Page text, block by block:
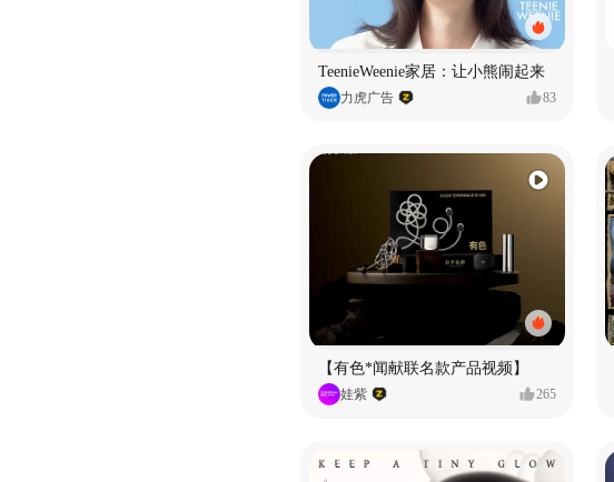
TeenieWeenie家居：让小熊闹起来
力虎广告 83
【有色*闻献联名款产品视频】
娃紫 265